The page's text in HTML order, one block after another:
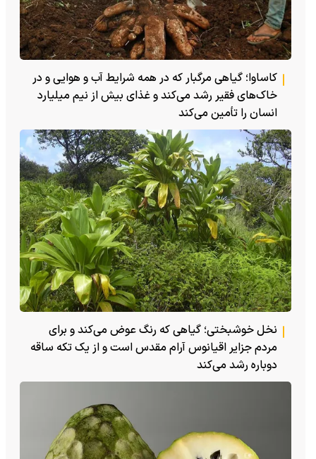
کاساوا؛ گیاهی مرگبار که در همه شرایط آب و هوایی و در
خاک‌های فقیر رشد می‌کند و غذای بیش از نیم میلیارد
انسان را تأمین می‌کند
نخل خوشبختی؛ گیاهی که رنگ عوض می‌کند و برای
مردم جزایر اقیانوس آرام مقدس است و از یک تکه ساقه
دوباره رشد می‌کند